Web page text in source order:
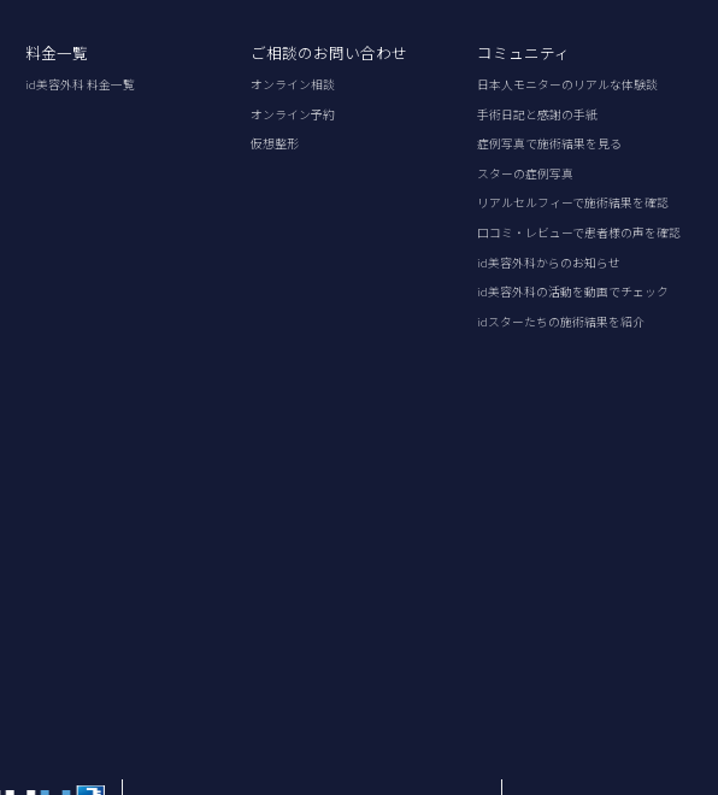
料金一覧
id美容外科 料金一覧
ご相談のお問い合わせ
オンライン相談
オンライン予約
仮想整形
コミュニティ
日本人モニターのリアルな体験談
手術日記と感謝の手紙
症例写真で施術結果を見る
スターの症例写真
リアルセルフィーで施術結果を確認
口コミ・レビューで患者様の声を確認
id美容外科からのお知らせ
id美容外科の活動を動画でチェック
idスターたちの施術結果を紹介